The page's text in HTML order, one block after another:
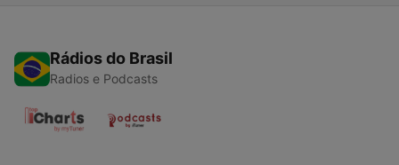
Rádios do Brasil
Radios e Podcasts